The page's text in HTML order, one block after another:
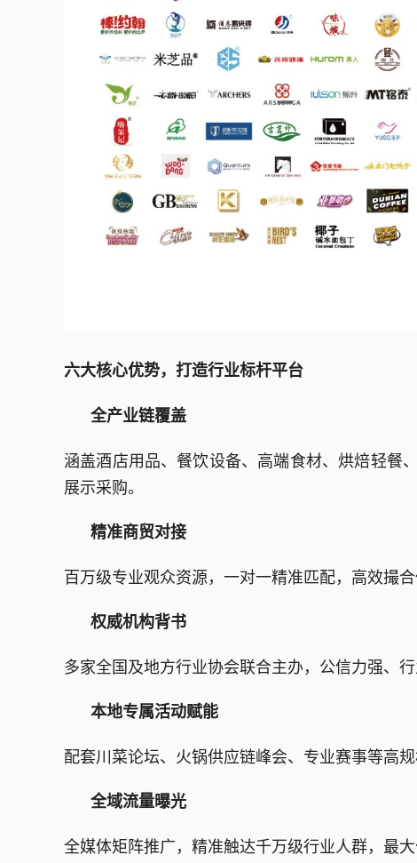
六大核心优势，打造行业标杆平台
全产业链覆盖
涵盖酒店用品、餐饮设备、高端食材、烘焙轻餐
展示采购。
精准商贸对接
百万级专业观众资源，一对一精准匹配，高效撮
权威机构背书
多家全国及地方行业协会联合主办，公信力强、
本地专属活动赋能
配套川菜论坛、火锅供应链峰会、专业赛事等高
全域流量曝光
全媒体矩阵推广，精准触达千万级行业人群，最大